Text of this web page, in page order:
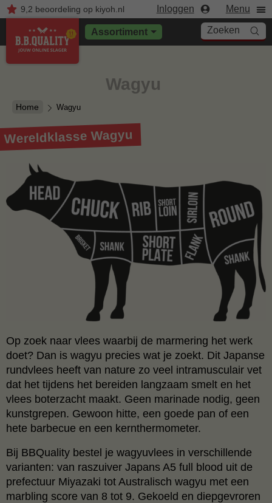
9,2 beoordelingop kiyoh.nl Inloggen Menu
Assortiment Zoeken
Home Wagyu
Wagyu
Wereldklasse Wagyu
Op zoek naar vlees waarbij de marmering het werk
doet? Dan is wagyu precies wat je zoekt. Dit Japanse
rundvlees heeft van nature zo veel intramusculair vet
dat het tijdens het bereiden langzaam smelt en het
vlees boterzacht maakt. Geen marinade nodig, geen
kunstgrepen. Gewoon hitte, een goede pan of een
hete barbecue en een kernthermometer.
Bij BBQuality bestel je wagyuvlees in verschillende
varianten: van raszuiver Japans A5 full blood uit de
prefectuur Miyazaki tot Australisch wagyu met een
marbling score van 8 tot 9. Gekoeld en diepgevroren